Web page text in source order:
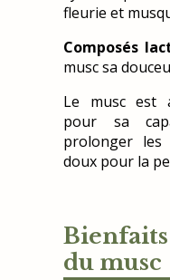
fleurie et
Composés
musc sa
Le musc est
pour sa
prolonger
doux pour la
du musc